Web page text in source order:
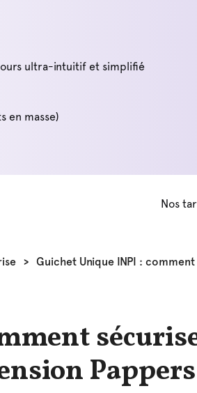
ultra-intuitif et simplifié
en masse)
Nos
> Guichet Unique INPI :